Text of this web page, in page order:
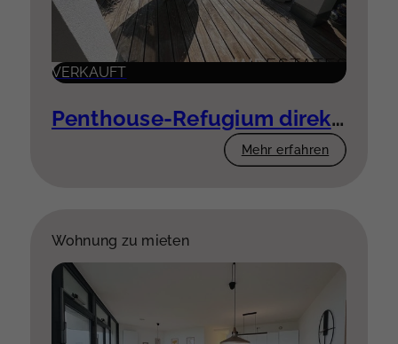
VERKAUFT
Penthouse-Refugium direkt am Rhein
Mehr erfahren
Wohnung zu mieten